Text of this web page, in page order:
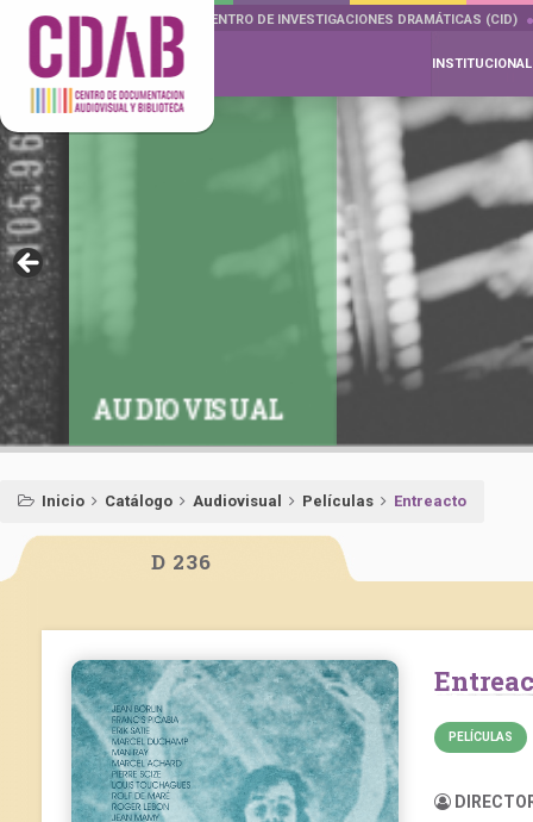
DOCUMENTA DRAMÁTICAS CENTRO DE INVESTIGACIONES DRAMÁTICAS (CID)
INSTITUCIONAL
AUDIOVISUAL
Inicio Catálogo Audiovisual Películas Entreacto
D 236
PELÍCULAS